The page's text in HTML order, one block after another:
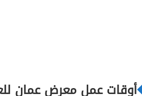
أوقات عمل معرض عمان